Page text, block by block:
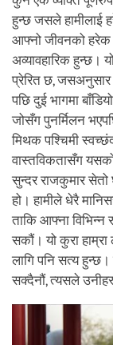
हुन्छ जसले हामीलाई
आफ्नो जीवनको हरेक
अव्यावहारिक हुन्छ।
प्रेरित छ, जसअनुसार
पछि दुई भागमा
जोसँग पुनर्मिलन
मिथक पश्चिमी
वास्तविकतासँग
सुन्दर राजकुमार
हो। हामीले धेरै
ताकि आफ्ना
सकौं। यो कुरा हाम्रा
लागि पनि सत्य
सक्दैनौं, त्यसले